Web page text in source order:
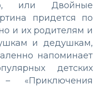
или Двойные
придется по
и их родителям и
и дедушкам,
напоминает
детских
«Приключения